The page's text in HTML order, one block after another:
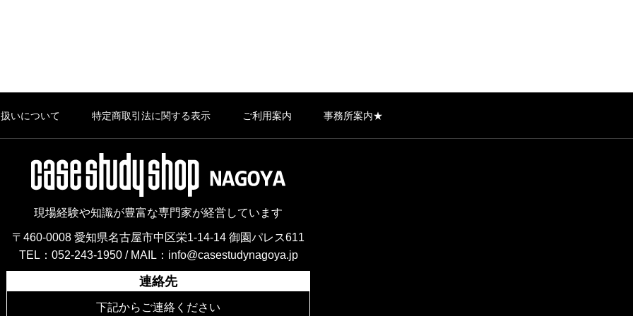
いについて 特定商取引法に関する表示 ご利用案内 事務所案内★
現場経験や知識が豊富な専門家が経営しています
〒460-0008 愛知県名古屋市中区栄1-14-14 御園パレス611
TEL：052-243-1950 / MAIL：info@casestudynagoya.jp
連絡先
下記からご連絡ください